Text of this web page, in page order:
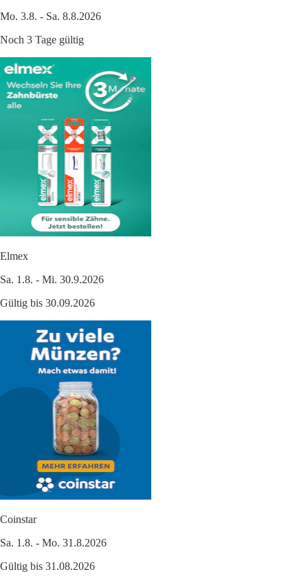
Mo. 3.8. - Sa. 8.8.2026
Noch 3 Tage gültig
Elmex
Sa. 1.8. - Mi. 30.9.2026
Gültig bis 30.09.2026
Coinstar
Sa. 1.8. - Mo. 31.8.2026
Gültig bis 31.08.2026